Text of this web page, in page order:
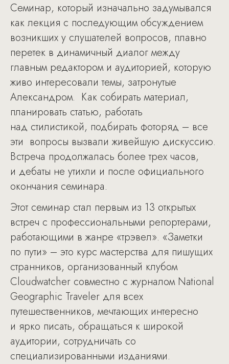
Семинар, который изначально задумывался
как лекция с последующим обсуждением
возникших у слушателей вопросов, плавно
перетек в динамичный диалог между
главным редактором и аудиторией, которую
живо интересовали темы, затронутые
Александром. Как собирать материал,
планировать статью, работать
над стилистикой, подбирать фоторяд – все
эти вопросы вызвали живейшую дискуссию.
Встреча продолжалась более трех часов,
и дебаты не утихли и после официального
окончания семинара.
Этот семинар стал первым из 13 открытых
встреч с профессиональными репортерами,
работающими в жанре «трэвел». «Заметки
по пути» – это курс мастерства для пишущих
странников, организованный клубом
Cloudwatcher совместно с журналом National
Geographic Traveler для всех
путешественников, мечтающих интересно
и ярко писать, обращаться к широкой
аудитории, сотрудничать со
специализированными изданиями.